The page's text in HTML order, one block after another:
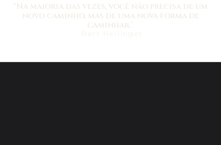
"Na maioria das vezes, você não precisa de um
novo caminho, mas de uma nova forma de
caminhar."
-Bert Hellinger